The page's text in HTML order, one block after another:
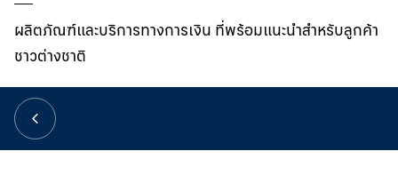
เกี่ยวกับธนาคารกรุงเทพ
日本語
ผลิตภัณฑ์และบริการทางการเงิน ที่พร้อมแนะนำสำหรับลูกค้า
ชาวต่างชาติ